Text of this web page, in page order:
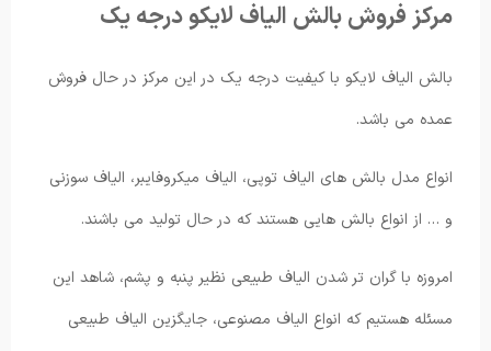
مرکز فروش بالش الیاف لایکو درجه یک
بالش الیاف لایکو با کیفیت درجه یک در این مرکز در حال فروش
عمده می باشد.
انواع مدل بالش های الیاف توپی، الیاف میکروفایبر، الیاف سوزنی
و … از انواع بالش هایی هستند که در حال تولید می باشند.
امروزه با گران تر شدن الیاف طبیعی نظیر پنبه و پشم، شاهد این
مسئله هستیم که انواع الیاف مصنوعی، جایگزین الیاف طبیعی